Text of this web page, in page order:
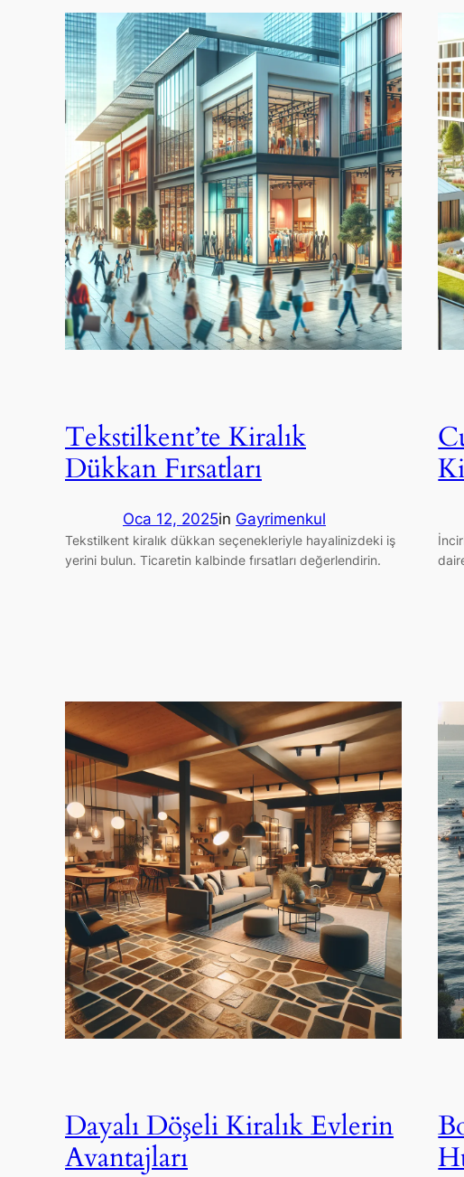
Tekstilkent’te Kiralık
Dükkan Fırsatları
Oca 12, 2025in Gayrimenkul
Tekstilkent kiralık dükkan seçenekleriyle hayalinizdeki iş
yerini bulun. Ticaretin kalbinde fırsatları değerlendirin.
Dayalı Döşeli Kiralık Evlerin
Avantajları